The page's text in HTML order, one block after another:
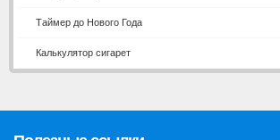
Таймер до Нового Года
Калькулятор сигарет